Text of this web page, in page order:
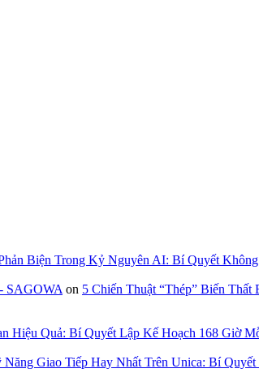
Biện Trong Kỷ Nguyên AI: Bí Quyết
SAGOWA on 5 Chiến Thuật “Thép” Biến
Hiệu Quả: Bí Quyết Lập Kế Hoạch 168 Giờ
Giao Tiếp Hay Nhất Trên Unica: Bí